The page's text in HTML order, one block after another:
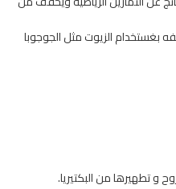
الزيوت مثل الجوجوبا
تطهيرها من البكتيريا.